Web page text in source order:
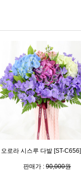
오로라 시스루 다발 [ST-C656]
판매가 : 90,000원